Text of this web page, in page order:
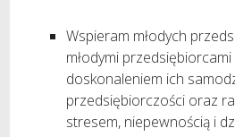
Wspieram młodych
młodymi
doskonaleniem ich
przedsiębiorczości oraz
stresem, niepewnością i